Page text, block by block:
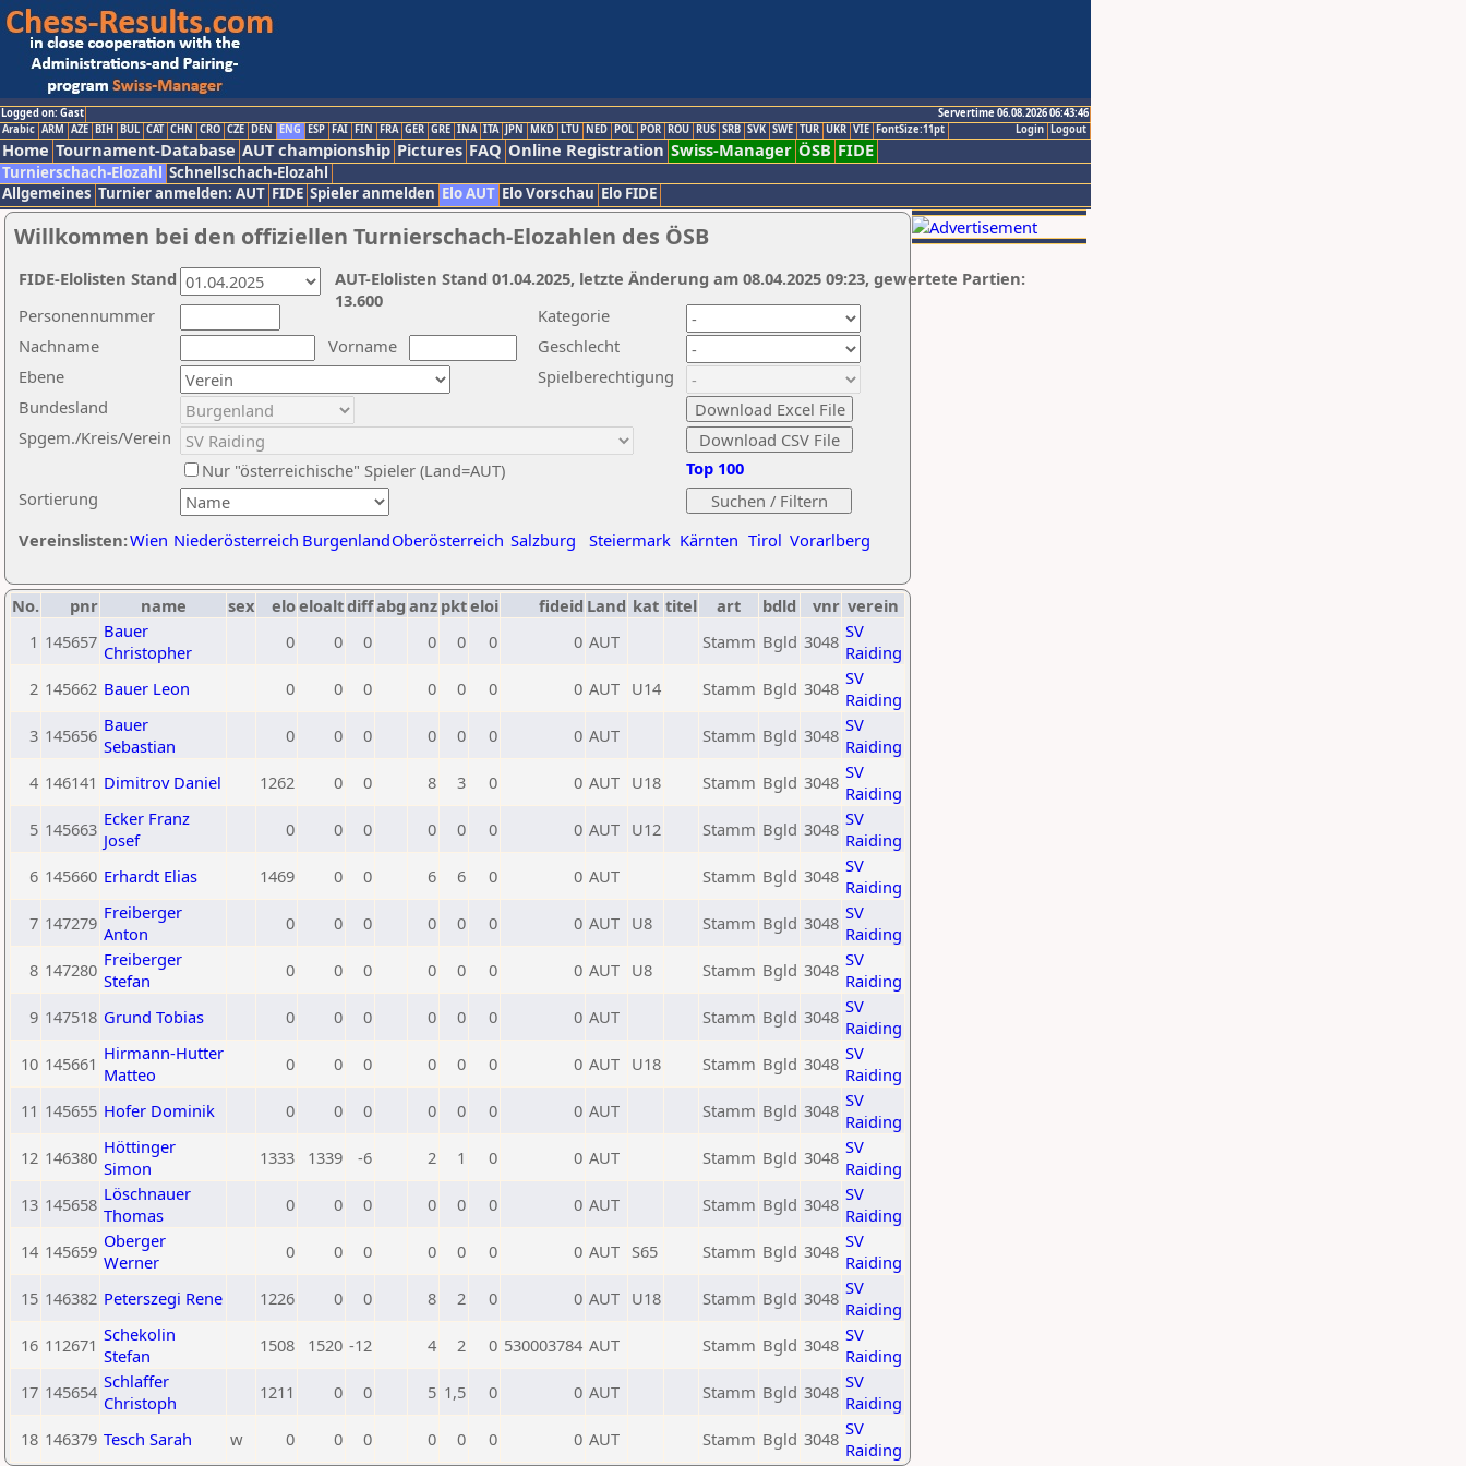
Logged on: Gast
Servertime 06.08.2026 06:43:46
Logout
Login
Arabic ARM AZE BIH BUL CAT CHN CRO CZE DEN ENG ESP FAI FIN FRA GER GRE INA ITA JPN MKD LTU NED POL POR ROU RUS SRB SVK SWE TUR UKR VIE FontSize:11pt
Home Tournament-Database AUT championship Pictures FAQ Online Registration Swiss-Manager ÖSB FIDE
Turnierschach-Elozahl Schnellschach-Elozahl
Allgemeines Turnier anmelden: AUT FIDE Spieler anmelden Elo AUT Elo Vorschau Elo FIDE
Willkommen bei den offiziellen Turnierschach-Elozahlen des ÖSB
Nachname
Vorname
Ebene
Kategorie
Sortierung
Personennummer
Bundesland
Spgem./Kreis/Verein
Geschlecht
Nur "österreichische" Spieler (Land=AUT)
Spielberechtigung
Vereinslisten:Wien Niederösterreich BurgenlandOberösterreich Salzburg Steiermark Kärnten Tirol Vorarlberg
Top 100
AUT-Elolisten Stand 01.04.2025, letzte Änderung am 08.04.2025 09:23, gewertete Partien:
13.600
FIDE-Elolisten Stand
No. pnr name sex eloeloaltdiffabg anz pkteloi fideid Land kat titel art bdld vnr verein
1 145657 Bauer
Christopher
0 0 0 0 0 0 0 AUT Stamm Bgld 3048 SV
Raiding
2 145662 Bauer Leon 0 0 0 0 0 0 0 AUT U14 Stamm Bgld 3048 SV
Raiding
3 145656 Bauer
Sebastian
0 0 0 0 0 0 0 AUT Stamm Bgld 3048 SV
Raiding
4 146141 Dimitrov Daniel 1262 0 0 8 3 0 0 AUT U18 Stamm Bgld 3048 SV
Raiding
5 145663 Ecker Franz
Josef
0 0 0 0 0 0 0 AUT U12 Stamm Bgld 3048 SV
Raiding
6 145660 Erhardt Elias 1469 0 0 6 6 0 0 AUT Stamm Bgld 3048 SV
Raiding
7 147279 Freiberger
Anton
0 0 0 0 0 0 0 AUT U8 Stamm Bgld 3048 SV
Raiding
8 147280 Freiberger
Stefan
0 0 0 0 0 0 0 AUT U8 Stamm Bgld 3048 SV
Raiding
9 147518 Grund Tobias 0 0 0 0 0 0 0 AUT Stamm Bgld 3048 SV
Raiding
10 145661 Hirmann-Hutter
Matteo
0 0 0 0 0 0 0 AUT U18 Stamm Bgld 3048 SV
Raiding
11 145655 Hofer Dominik 0 0 0 0 0 0 0 AUT Stamm Bgld 3048 SV
Raiding
12 146380 Höttinger
Simon
1333 1339 -6 2 1 0 0 AUT Stamm Bgld 3048 SV
Raiding
13 145658 Löschnauer
Thomas
0 0 0 0 0 0 0 AUT Stamm Bgld 3048 SV
Raiding
14 145659 Oberger
Werner
0 0 0 0 0 0 0 AUT S65 Stamm Bgld 3048 SV
Raiding
15 146382 Peterszegi Rene 1226 0 0 8 2 0 0 AUT U18 Stamm Bgld 3048 SV
Raiding
16 112671 Schekolin
Stefan
1508 1520 -12 4 2 0 530003784 AUT Stamm Bgld 3048 SV
Raiding
17 145654 Schlaffer
Christoph
1211 0 0 5 1,5 0 0 AUT Stamm Bgld 3048 SV
Raiding
18 146379 Tesch Sarah w 0 0 0 0 0 0 0 AUT Stamm Bgld 3048 SV
Raiding